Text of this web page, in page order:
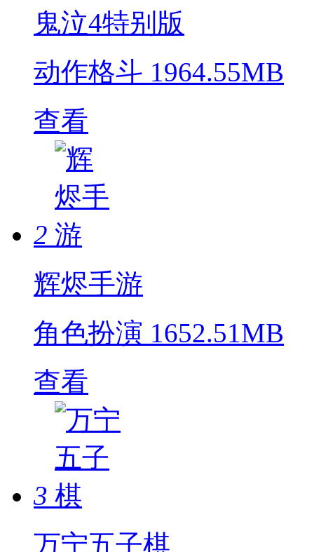
鬼泣4特别版
动作格斗 1964.55MB
查看
2
辉烬手游
角色扮演 1652.51MB
查看
3
万宁五子棋